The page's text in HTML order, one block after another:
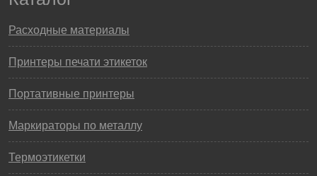
Расходные материалы
Принтеры печати этикеток
Портативные принтеры
Маркираторы по металлу
Термоэтикетки